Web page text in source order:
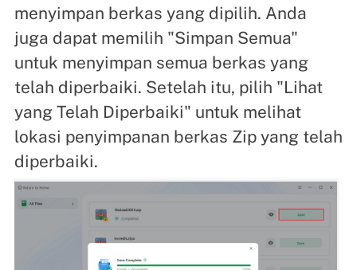
menyimpan berkas yang dipilih. Anda
juga dapat memilih "Simpan Semua"
untuk menyimpan semua berkas yang
telah diperbaiki. Setelah itu, pilih "Lihat
yang Telah Diperbaiki" untuk melihat
lokasi penyimpanan berkas Zip yang telah
diperbaiki.